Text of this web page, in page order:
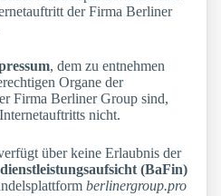
der Firma Berliner
, dem zu entnehmen
Organe der
Firma Berliner Group sind,
nicht.
über keine Erlaubnis der
(BaFin)
berlinergroup.pro